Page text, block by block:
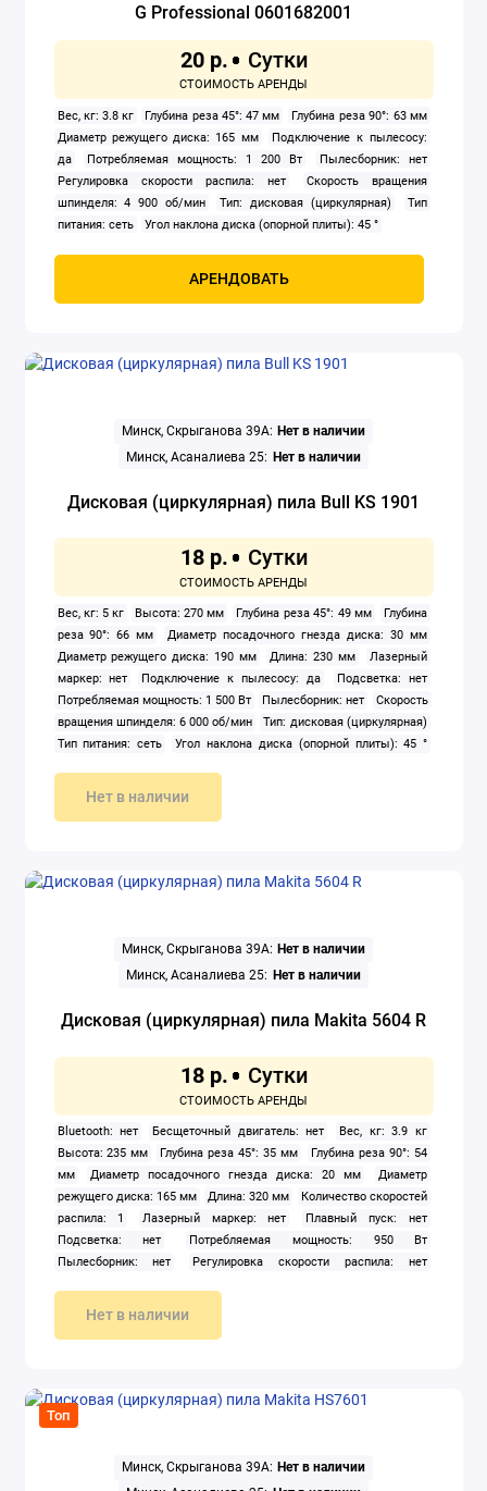
Электропилы
Электрорубанки
G Professional 0601682001
20 р.
Вес, кг: 3.8 кг Глубина реза 45°: 47 мм
Глубина реза 90°: 63 мм
Диаметр режущего диска: 165 мм
Подключение к пылесосу:
да
Потребляемая мощность: 1 200 Вт
Пылесборник: нет
Регулировка скорости распила: нет
Скорость вращения
шпинделя: 4 900 об/мин
Тип: дисковая (циркулярная)
Тип
питания: сеть
Угол наклона диска (опорной плиты): 45 °
АРЕНДОВАТЬ
Минск, Скрыганова 39А: Нет в наличии
Минск, Асаналиева 25: Нет в наличии
Дисковая (циркулярная) пила Bull KS 1901
18 р.
Вес, кг: 5 кг Высота: 270 мм Глубина реза 45°: 49 мм
Глубина
реза 90°: 66 мм
Диаметр посадочного гнезда диска: 30 мм
Диаметр режущего диска: 190 мм
Длина: 230 мм
Лазерный
маркер: нет
Подключение к пылесосу: да
Подсветка: нет
Потребляемая мощность: 1 500 Вт
Пылесборник: нет
Скорость
вращения шпинделя: 6 000 об/мин
Тип: дисковая (циркулярная)
Тип питания: сеть
Угол наклона диска (опорной плиты): 45 °
Нет в наличии
Минск, Скрыганова 39А: Нет в наличии
Минск, Асаналиева 25: Нет в наличии
Дисковая (циркулярная) пила Makita 5604 R
18 р.
Bluetooth: нет Бесщеточный двигатель: нет
Вес, кг: 3.9 кг
Высота: 235 мм
Глубина реза 45°: 35 мм
Глубина реза 90°: 54
мм
Диаметр посадочного гнезда диска: 20 мм
Диаметр
режущего диска: 165 мм
Длина: 320 мм
Количество скоростей
распила: 1
Лазерный маркер: нет
Плавный пуск: нет
Подсветка: нет
Потребляемая мощность: 950 Вт
Пылесборник: нет
Регулировка скорости распила: нет
Нет в наличии
Топ
Минск, Скрыганова 39А: Нет в наличии